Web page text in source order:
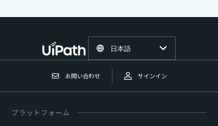
お問い合わせ サインイン
日本語
プラットフォーム